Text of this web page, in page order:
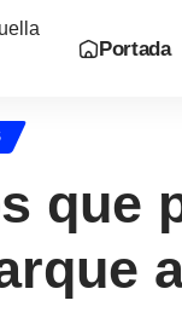
Portada
que